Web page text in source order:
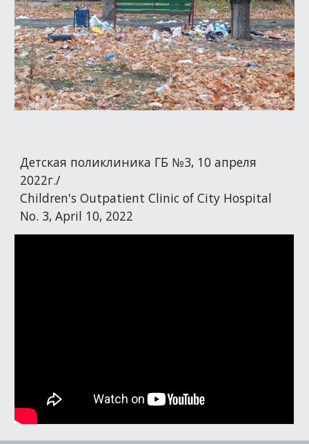
Детская поликлиника ГБ №3, 10 апреля
2022г./
Children's Outpatient Clinic of City Hospital
No. 3, April 10, 2022